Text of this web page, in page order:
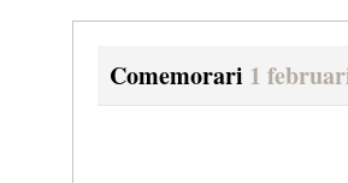
Comemorari 1